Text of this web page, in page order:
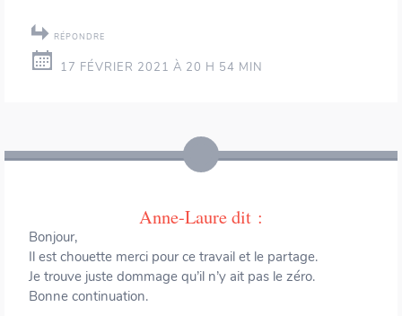
RÉPONDRE
17 FÉVRIER 2021 À 20 H 54 MIN
Anne-Lauredit :
Bonjour,
Il est chouette merci pour ce travail et le partage.
Je trouve juste dommage qu’il n’y ait pas le zéro.
Bonne continuation.